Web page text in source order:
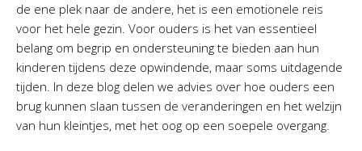
de ene plek naar de andere, het is een emotionele reis
voor het hele gezin. Voor ouders is het van essentieel
belang om begrip en ondersteuning te bieden aan hun
kinderen tijdens deze opwindende, maar soms uitdagende
tijden. In deze blog delen we advies over hoe ouders een
brug kunnen slaan tussen de veranderingen en het welzijn
van hun kleintjes, met het oog op een soepele overgang.